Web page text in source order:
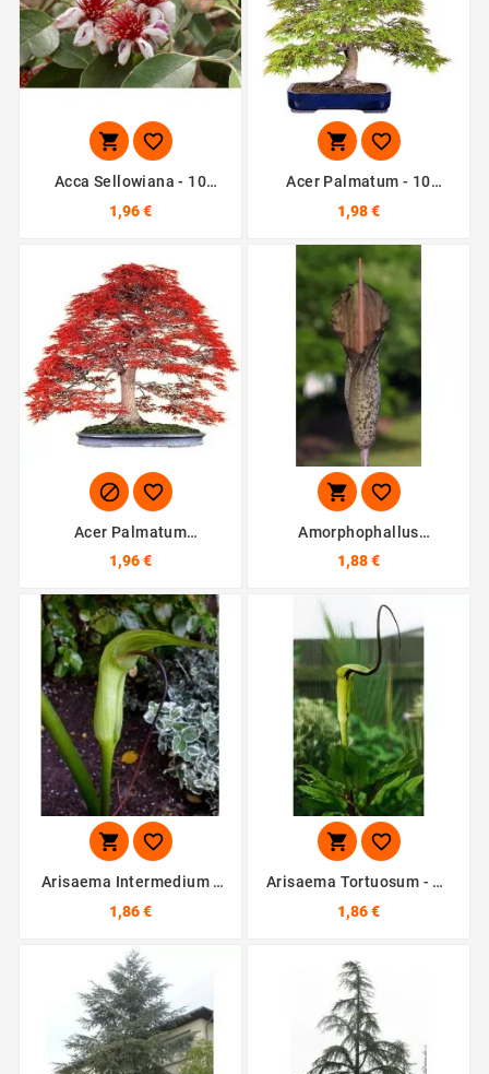
 
Acca Sellowiana - 10
1,96 €
 
Acer Palmatum - 10
1,98 €
 
Acer Palmatum
Atropurpureum - 10
Graines
1,96 €
 
Amorphophallus
Tenuistylis - 10 Graines
1,88 €
 
Arisaema Intermedium -
10 Graines
1,86 €
 
Arisaema Tortuosum - 10
Graines
1,86 €